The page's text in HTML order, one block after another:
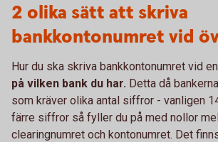
2 olika sätt att skriva
bankkontonumret vid
Hur du ska skriva bankkontonumret vid
på vilken bank du har. Detta då
som kräver olika antal siffror - vanligen
färre siffror så fyller du på med nollor
clearingnumret och kontonumret. Det